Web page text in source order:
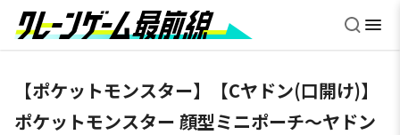
【ポケットモンスター】【Cヤドン(口開け)】
ポケットモンスター 顔型ミニポーチ～ヤドン